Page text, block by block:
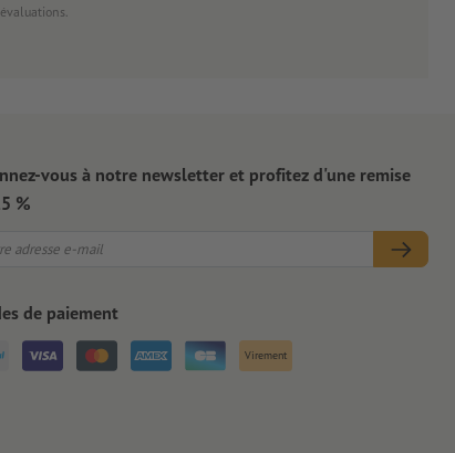
vous à notre newsletter et profitez d'une remise
%
de paiement
Virement